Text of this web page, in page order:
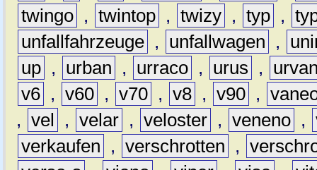
twingo , twintop , twizy , typ ,
unfallfahrzeuge , unfallwagen ,
up , urban , urraco , urus ,
v6 , v60 , v70 , v8 , v90 ,
, vel , velar , veloster , veneno ,
verkaufen
, verschrotten ,